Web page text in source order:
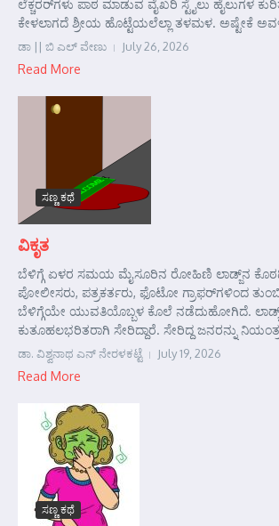
ಲೆಕ್ಚರರ್‌ಗಳು ಪಾಠ ಮಾಡುವ ವೈಖರಿ ಸ್ಟೈಲು ಹೈಲುಗಳ
ಕೇಳಲಾಗದೆ ಶ್ರೀಯ ಹೊಟ್ಟೆಯಲೆಲ್ಲಾ ತಳಮಳ. ಅಷ್ಟೇಕೆ
ಡಾ || ಬಿ ಎಲ್ ವೇಣು July 26, 2026
Read More
ಸಣ್ಣ ಕಥೆ
ವಿಕೃತ
ಬೆಳಿಗ್ಗೆ ಏಳರ ಸಮಯ ಮೈಸೂರಿನ ರೋಹಿಣಿ ಲಾಡ್ಜ್‌ನ
ಪೋಲೀಸರು, ಪತ್ರಕರ್ತರು, ಫೊಟೋ ಗ್ರಾಫರ್‌ಗಳಿಂದ
ಬೆಳಿಗ್ಗೆಯೇ ಯುವತಿಯೊಬ್ಬಳ ಕೊಲೆ ನಡೆದುಹೋಗಿದೆ.
ಕುತೂಹಲಭರಿತರಾಗಿ ಸೇರಿದ್ದಾರೆ. ಸೇರಿದ್ದ ಜನರನ್ನು
ಡಾ. ವಿಶ್ವನಾಥ ಎನ್ ನೇರಳಕಟ್ಟೆ July 19, 2026
Read More
ಸಣ್ಣ ಕಥೆ